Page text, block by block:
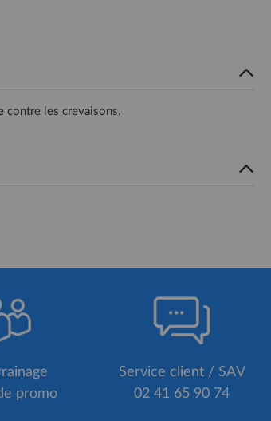
contre les crevaisons.
promo
Service client / SAV
02 41 65 90 74